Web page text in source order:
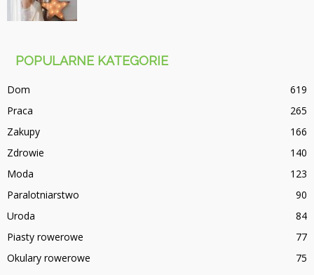
POPULARNE KATEGORIE
Dom
619
Praca
265
Zakupy
166
Zdrowie
140
Moda
123
Paralotniarstwo
90
Uroda
84
Piasty rowerowe
77
Okulary rowerowe
75